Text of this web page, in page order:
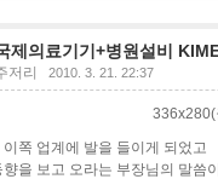
제의료기기+병원설비
저리 2010. 3. 21. 22:37
336x280(
이쪽 업계에 발을 들이게 되었고
향을 보고 오라는 부장님의 말씀